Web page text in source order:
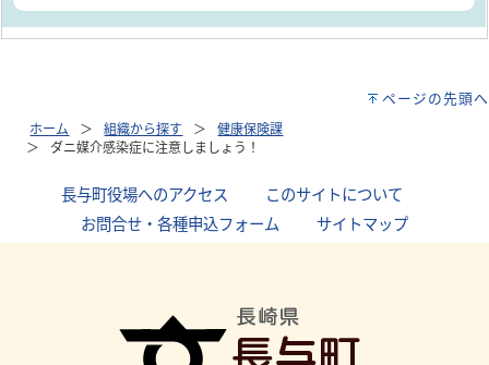
ページの先頭へ
ホーム 組織から探す
健康保険課
ダニ媒介感染症に注意しましょう！
長与町役場へのアクセス このサイトについて
お問合せ・各種申込フォーム
サイトマップ